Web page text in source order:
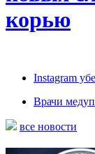
корью
Instagram
Врачи
все новости